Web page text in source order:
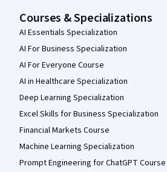
Courses & Specializations
AI Essentials Specialization
AI For Business Specialization
AI For Everyone Course
AI in Healthcare Specialization
Deep Learning Specialization
Excel Skills for Business Specialization
Financial Markets Course
Machine Learning Specialization
Prompt Engineering for ChatGPT Course